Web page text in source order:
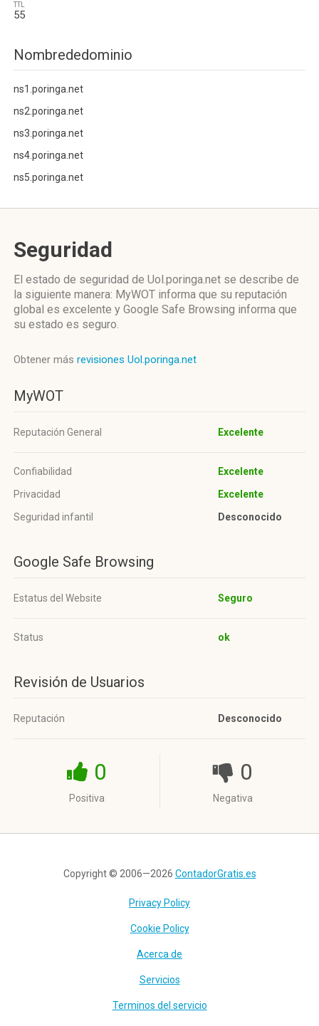
TTL
55
Nombrededominio
ns1.poringa.net
ns2.poringa.net
ns3.poringa.net
ns4.poringa.net
ns5.poringa.net
Seguridad
El estado de seguridad de Uol.poringa.net se describe de
la siguiente manera: MyWOT informa que su reputación
global es excelente y Google Safe Browsing informa que
su estado es seguro.
Obtener más revisiones Uol.poringa.net
MyWOT
Reputación General Excelente
Confiabilidad
Excelente
Privacidad
Excelente
Seguridad infantil
Desconocido
Google Safe Browsing
Estatus del Website Seguro
Status ok
Revisión de Usuarios
Reputación Desconocido
0
Positiva
0
Negativa
Copyright © 2006—2026 ContadorGratis.es
Privacy Policy
Cookie Policy
Acerca de
Servicios
Terminos del servicio